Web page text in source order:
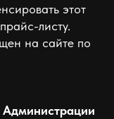
этот
листу.
на сайте по
Администрации